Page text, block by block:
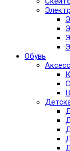
Обувь